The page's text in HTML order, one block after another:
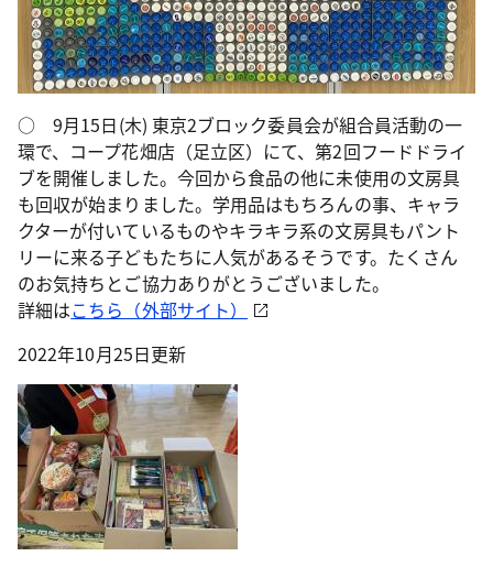
○ 9月15日(木) 東京2ブロック委員会が組合員活動の一
環で、コープ花畑店（足立区）にて、第2回フードドライ
ブを開催しました。今回から食品の他に未使用の文房具
も回収が始まりました。学用品はもちろんの事、キャラ
クターが付いているものやキラキラ系の文房具もパント
リーに来る子どもたちに人気があるそうです。たくさん
のお気持ちとご協力ありがとうございました。
詳細はこちら（外部サイト）
2022年10月25日更新